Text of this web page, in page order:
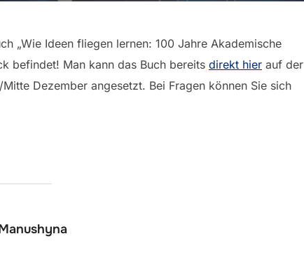
„Wie Ideen fliegen lernen: 100 Jahre Akademische
befindet! Man kann das Buch bereits direkt hier auf der
Dezember angesetzt. Bei Fragen können Sie sich